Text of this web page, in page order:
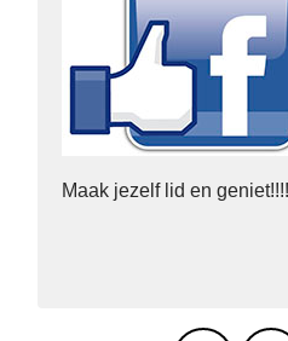
Maak jezelf lid en geniet!!!!